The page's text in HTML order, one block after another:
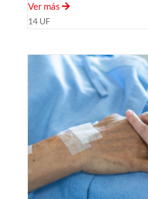
Ver más
14 UF